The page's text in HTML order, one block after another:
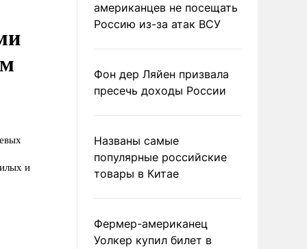
и
американцев не посещать
Россию из-за атак ВСУ
Фон дер Ляйен призвала
пресечь доходы России
Названы самые
популярные российские
товары в Китае
Фермер-американец
Уолкер купил билет в